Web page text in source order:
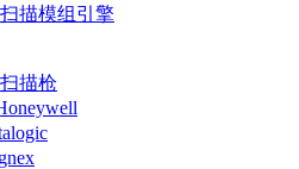
描模组引擎
描枪